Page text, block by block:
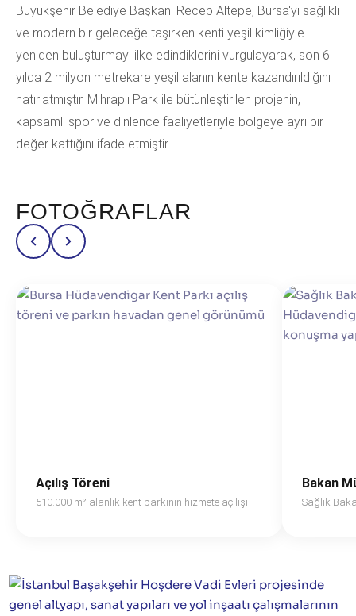
Büyükşehir Belediye Başkanı Recep Altepe, Bursa'yı sağlıklı
ve modern bir geleceğe taşırken kenti yeşil kimliğiyle
yeniden buluşturmayı ilke edindiklerini vurgulayarak, son 6
yılda 2 milyon metrekare yeşil alanın kente kazandırıldığını
hatırlatmıştır. Mihraplı Park ile bütünleştirilen projenin,
kapsamlı spor ve dinlence faaliyetleriyle bölgeye ayrı bir
değer kattığını ifade etmiştir.
FOTOĞRAFLAR
Açılış Töreni
510.000 m² alanlık kent parkının hizmete açılışı
Bakan
Sağlık